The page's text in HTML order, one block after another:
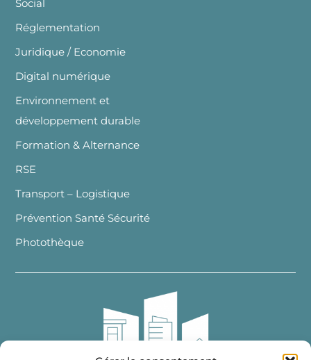
Social
Réglementation
Juridique / Economie
Digital numérique
Environnement et
développement durable
Formation & Alternance
RSE
Transport – Logistique
Prévention Santé Sécurité
Photothèque